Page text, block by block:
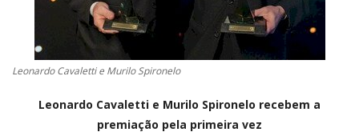
Leonardo Cavaletti e Murilo Spironelo
Leonardo Cavaletti e Murilo Spironelo recebem a
premiação pela primeira vez